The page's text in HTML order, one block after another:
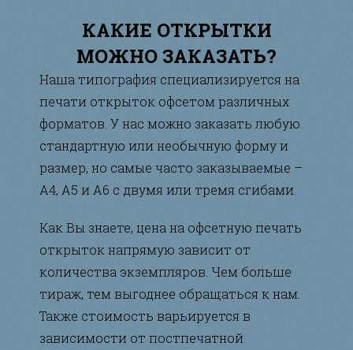
КАКИЕ ОТКРЫТКИ
МОЖНО ЗАКАЗАТЬ?
Наша типография специализируется на
печати открыток офсетом различных
форматов. У нас можно заказать любую
стандартную или необычную форму и
размер, но самые часто заказываемые –
А4, А5 и А6 с двумя или тремя сгибами.
Как Вы знаете, цена на офсетную печать
открыток напрямую зависит от
количества экземпляров. Чем больше
тираж, тем выгоднее обращаться к нам.
Также стоимость варьируется в
зависимости от постпечатной